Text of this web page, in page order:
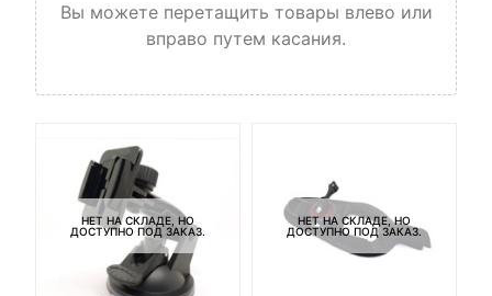
Вы можете перетащить товары влево или
вправо путем касания.
НЕТ НА СКЛАДЕ, НО
ДОСТУПНО ПОД ЗАКАЗ.
НЕТ НА СКЛАДЕ, НО
ДОСТУПНО ПОД ЗАКАЗ.